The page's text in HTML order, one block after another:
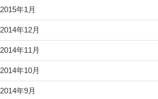
2015年1月
2014年12月
2014年11月
2014年10月
2014年9月